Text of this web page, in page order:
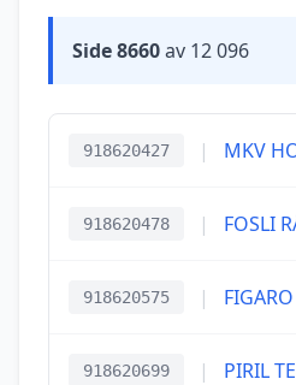
Side 8660av 12 096
918620427 | MKV
918620478 | FOSLI
918620575 |
918620699 | PIRIL